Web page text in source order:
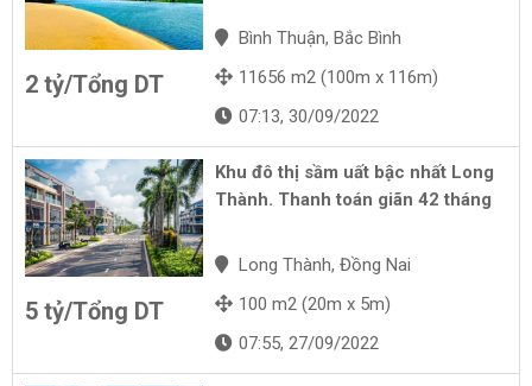
2 tỷ/Tổng DT
Bình Thuận, Bắc Bình
11656 m2 (100m x 116m)
07:13, 30/09/2022
5 tỷ/Tổng DT
Khu đô thị sầm uất bậc nhất Long
Thành. Thanh toán giãn 42 tháng
Long Thành, Đồng Nai
100 m2 (20m x 5m)
07:55, 27/09/2022